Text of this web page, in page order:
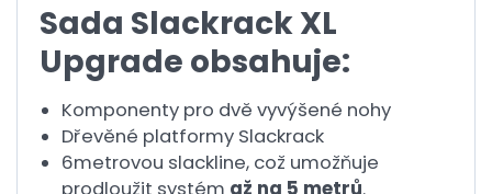
Sada Slackrack XL
Upgrade obsahuje:
Komponenty pro dvě vyvýšené nohy
Dřevěné platformy Slackrack
6metrovou slackline, což umožňuje
prodloužit systém až na 5 metrů.